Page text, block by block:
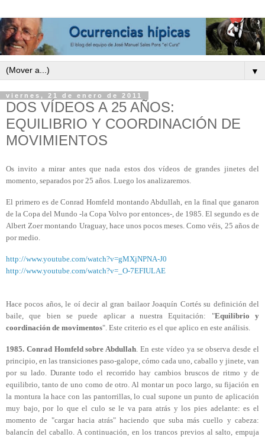
▼
viernes, 21 de enero de 2011
DOS VÍDEOS A 25 AÑOS:
EQUILIBRIO Y COORDINACIÓN DE
MOVIMIENTOS
Os invito a mirar antes que nada estos dos vídeos de grandes jinetes del
momento, separados por 25 años. Luego los analizaremos.
El primero es de Conrad Homfeld montando Abdullah, en la final que ganaron
de la Copa del Mundo -la Copa Volvo por entonces-, de 1985. El segundo es de
Albert Zoer montando Uraguay, hace unos pocos meses. Como véis, 25 años de
por medio.
http://www.youtube.com/watch?v=gMXjNPNA-J0
http://www.youtube.com/watch?v=_O-7EFIULAE
Hace pocos años, le oí decir al gran bailaor Joaquín Cortés su definición del
baile, que bien se puede aplicar a nuestra Equitación: "Equilibrio y
coordinación de movimentos". Este criterio es el que aplico en este análisis.
1985. Conrad Homfeld sobre Abdullah . En este vídeo ya se observa desde el
principio, en las transiciones paso-galope, cómo cada uno, caballo y jinete, van
por su lado. Durante todo el recorrido hay cambios bruscos de ritmo y de
equilibrio, tanto de uno como de otro. Al montar un poco largo, su fijación en
la montura la hace con las pantorrillas, lo cual supone un punto de aplicación
muy bajo, por lo que el culo se le va para atrás y los pies adelante: es el
momento de "cargar hacia atrás" haciendo que suba más cuello y cabeza:
balancín del caballo. A continuación, en los trancos previos al salto, empuja